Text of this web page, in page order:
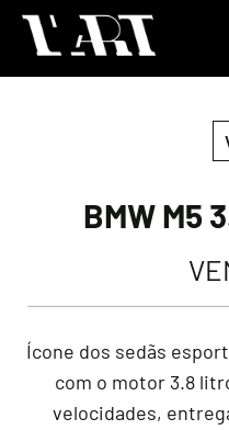
BMW M5
Ícone dos sedãs
com o motor 3.8
velocidades,